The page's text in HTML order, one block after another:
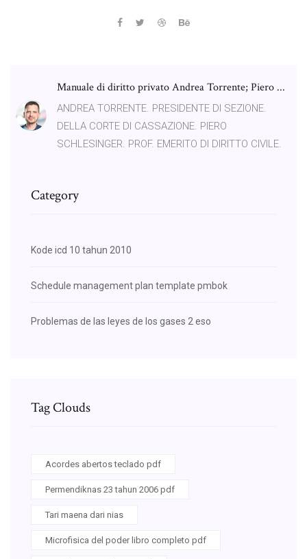
Manuale di diritto privato Andrea Torrente; Piero ...
ANDREA TORRENTE. PRESIDENTE DI SEZIONE.
DELLA CORTE DI CASSAZIONE. PIERO
SCHLESINGER. PROF. EMERITO DI DIRITTO CIVILE.
Category
Kode icd 10 tahun 2010
Schedule management plan template pmbok
Problemas de las leyes de los gases 2 eso
Tag Clouds
Acordes abertos teclado pdf
Permendiknas 23 tahun 2006 pdf
Tari maena dari nias
Microfisica del poder libro completo pdf